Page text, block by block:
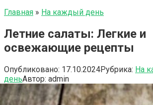
Главная » На каждый день
Летние салаты: Легкие и
освежающие рецепты
Опубликовано: 17.10.2024Рубрика: На
деньАвтор: admin